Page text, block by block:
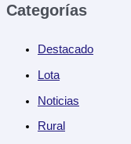
Categorías
Destacado
Lota
Noticias
Rural